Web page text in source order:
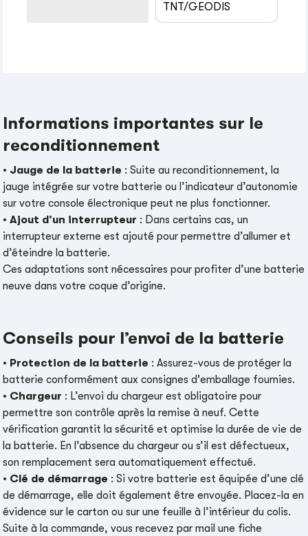
TNT/GEODIS
Informations importantes sur le
reconditionnement
• Jauge de la batterie : Suite au reconditionnement, la
jauge intégrée sur votre batterie ou l’indicateur d’autonomie
sur votre console électronique peut ne plus fonctionner.
•Ajout d’un interrupteur : Dans certains cas, un
interrupteur externe est ajouté pour permettre d’allumer et
d’éteindre la batterie.
Ces adaptations sont nécessaires pour profiter d’une batterie
neuve dans votre coque d’origine.
Conseils pour l’envoi de la batterie
• Protection de la batterie : Assurez-vous de protéger la
batterie conformément aux consignes d'emballage fournies.
• Chargeur : L’envoi du chargeur est obligatoire pour
permettre son contrôle après la remise à neuf. Cette
vérification garantit la sécurité et optimise la durée de vie de
la batterie. En l’absence du chargeur ou s’il est défectueux,
son remplacement sera automatiquement effectué.
• Clé de démarrage : Si votre batterie est équipée d’une clé
de démarrage, elle doit également être envoyée. Placez-la en
évidence sur le carton ou sur une feuille à l’intérieur du colis.
Suite à la commande, vous recevez par mail une fiche